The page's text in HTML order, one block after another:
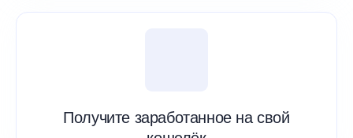
Получите заработанное на свой